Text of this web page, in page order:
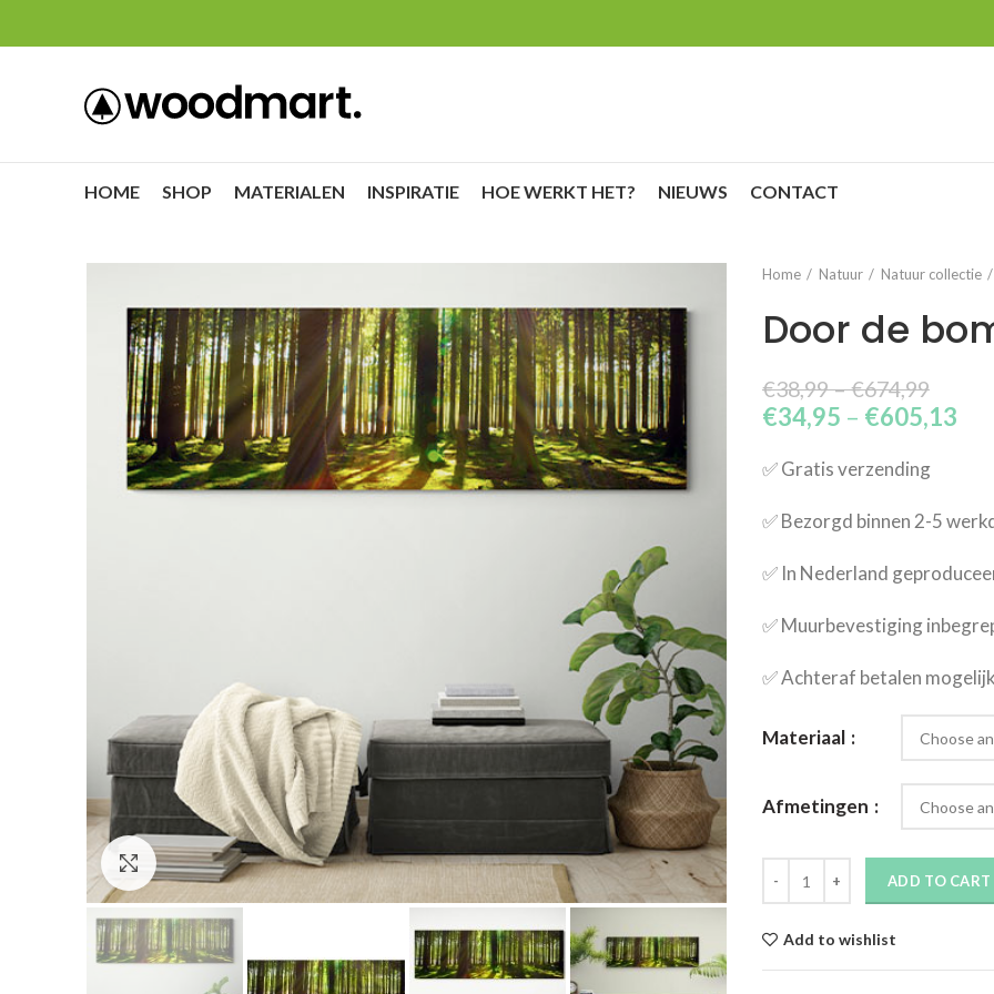
HOME SHOP MATERIALEN INSPIRATIE HOE WERKT HET? NIEUWS CONTACT
Click to enlarge
Home Natuur Natuur collectie
Door de
€38,99–€674,99
€34,95 – €605,13
✅​ Gratis verzending
✅​ Bezorgd binnen 2-5
✅​ In Nederland
✅​ Muurbevestiging
✅​ Achteraf betalen mogelijk
Materiaal
Afmetingen
ADD TO CART
Add to wishlist